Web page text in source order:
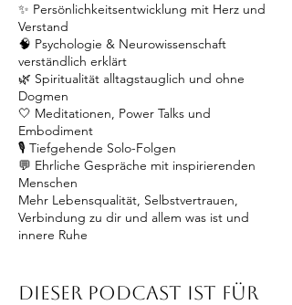
✨ Persönlichkeitsentwicklung mit Herz und
Verstand
🧠 Psychologie & Neurowissenschaft
verständlich erklärt
🌿 Spiritualität alltagstauglich und ohne
Dogmen
🤍 Meditationen, Power Talks und
Embodiment
🎙️ Tiefgehende Solo-Folgen
💬 Ehrliche Gespräche mit inspirierenden
Menschen
Mehr Lebensqualität, Selbstvertrauen,
Verbindung zu dir und allem was ist und
innere Ruhe
Dieser Podcast ist für